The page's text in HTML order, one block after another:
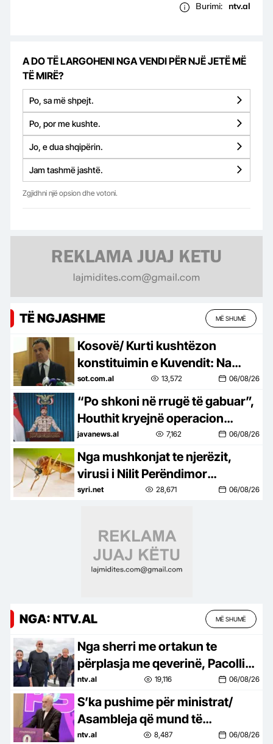
Burimi: ntv.al
A DO TË LARGOHENI NGA VENDI PËR NJË JETË MË
TË MIRË?
Po, sa më shpejt.
Po, por me kushte.
Jo, e dua shqipërin.
Jam tashmë jashtë.
Zgjidhni një opsion dhe votoni.
TË NGJASHME MË SHUMË
Kosovë/ Kurti kushtëzon
konstituimin e Kuvendit: Na
duhet marrëveshje për
presidentin, vetëm kështu
shmangim…
sot.com.al 13,572 06/08/26
“Po shkoni në rrugë të gabuar”,
Houthit kryejnë operacion
ushtarak me qindra të vrarë
javanews.al 7,162 06/08/26
Nga mushkonjat te njerëzit,
virusi i Nilit Perëndimor
përhapet në 7 vende të Europës,
syri.net 28,671 06/08/26
NGA: NTV.AL MË SHUMË
Nga sherri me ortakun te
përplasja me qeverinë, Pacolli
heq dorëzat: Koha e
emocioneve ka kaluar
ntv.al 19,116 06/08/26
S’ka pushime për ministrat/
Asambleja që mund të
ndryshojë kabinetin
ntv.al 8,487 06/08/26